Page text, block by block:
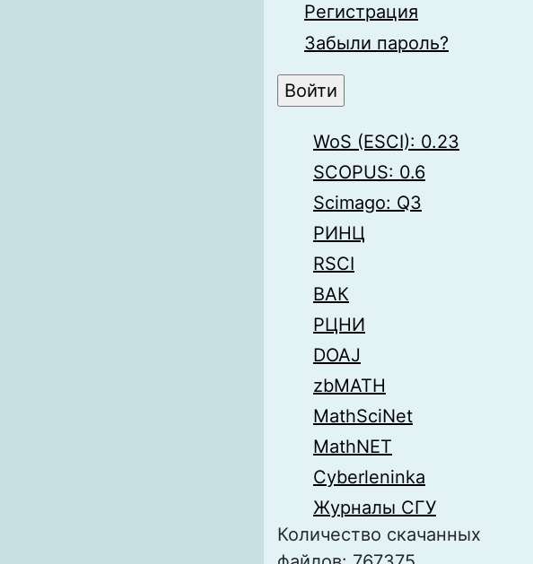
Регистрация
Забыли пароль?
WoS (ESCI): 0.23
SCOPUS: 0.6
Scimago: Q3
РИНЦ
RSCI
ВАК
РЦНИ
DOAJ
zbMATH
MathSciNet
MathNET
Cyberleninka
Журналы СГУ
Количество скачанных